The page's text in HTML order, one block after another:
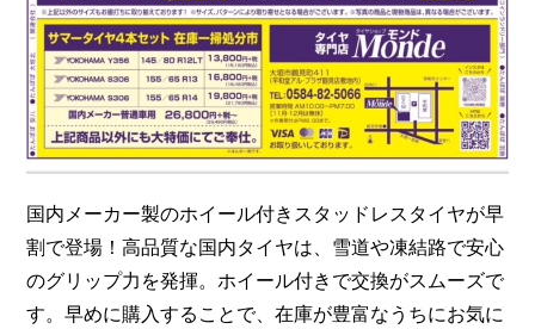
国内メーカー製のホイール付きスタッドレスタイヤが早
割で登場！高品質な国内タイヤは、雪道や凍結路で安心
のグリップ力を発揮。ホイール付きで交換がスムーズで
す。早めに購入することで、在庫が豊富なうちにお気に